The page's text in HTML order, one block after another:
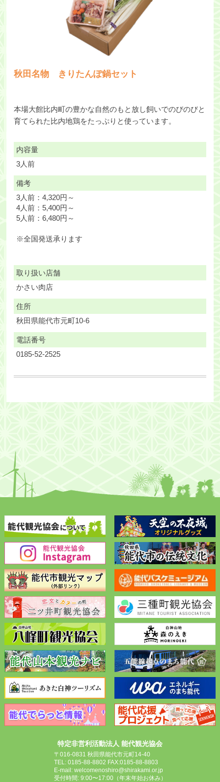
秋田名物 きりたんぽ鍋セット
本場大館比内町の豊かな自然のもと放し飼いでのびのびと
育てられた比内地鶏をたっぷりと使っています。
内容量
3人前
備考
3人前：4,320円～
4人前：5,400円～
5人前：6,480円～
※全国発送承ります
取り扱い店舗
かさい肉店
住所
秋田県能代市元町10-6
電話番号
0185-52-2525
特定非営利活動法人 能代観光協会
〒016-0831 秋田県能代市元町14-40
TEL: 0185-88-8802 FAX:0185-88-8803
E-mail: welcomenoshiro@shirakami.or.jp
受付時間: 9:00〜17:00（年末年始お休み）